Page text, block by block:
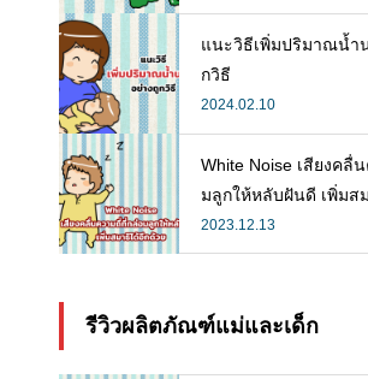
แนะวิธีเพิ่มปริมาณน้ำ
กวิธี
2024.02.10
White Noise เสียงคลื่
มลูกให้หลับฝันดี เพิ่มสม
ย
2023.12.13
รีวิวผลิตภัณฑ์แม่และเด็ก